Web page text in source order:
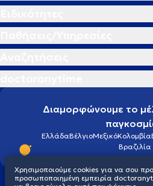
Διαμορφώνουμε το
ΕλλάδαΒέλγιοΜεξικόΚολομβία
Βραζιλία
Χρησιμοποιούμε cookies για να σου
προσωποποιημένη εμπειρία